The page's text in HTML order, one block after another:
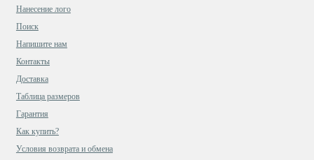
Нанесение лого
Поиск
Напишите нам
Контакты
Доставка
Таблица размеров
Гарантия
Как купить?
Условия возврата и обмена